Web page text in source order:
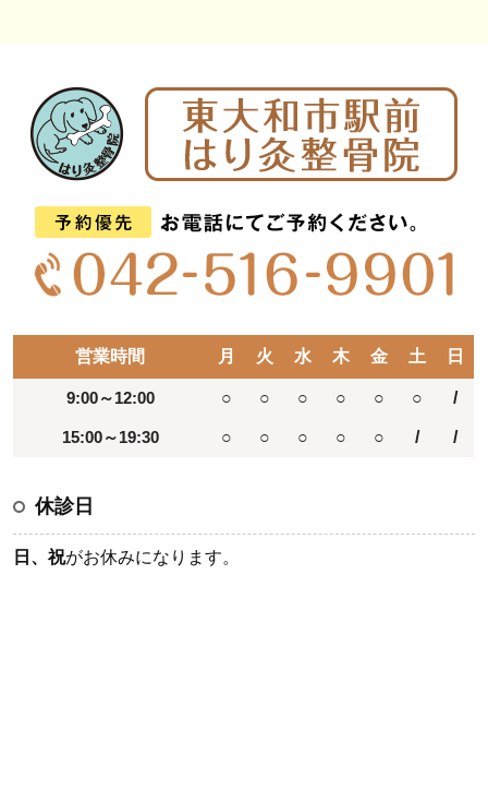
営業時間 月 火 水 木 金 土 日
9:00～12:00 ○ ○ ○ ○ ○ ○ /
15:00～19:30 ○ ○ ○ ○ ○ / /
休診日
日、祝がお休みになります。